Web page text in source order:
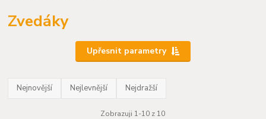
Zvedáky
Upřesnit parametry
Nejnovější Nejlevnější Nejdražší
Zobrazuji 1-10 z 10